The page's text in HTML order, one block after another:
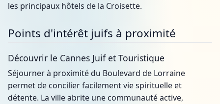
les principaux hôtels de la Croisette.
Points d'intérêt juifs à proximité
Découvrir le Cannes Juif et Touristique
Séjourner à proximité du Boulevard de Lorraine
permet de concilier facilement vie spirituelle et
détente. La ville abrite une communauté active,